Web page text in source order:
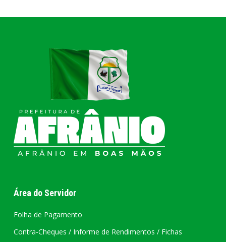
Área do Servidor
Folha de Pagamento
Contra-Cheques / Informe de Rendimentos / Fichas